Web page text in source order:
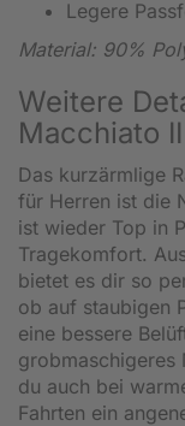
Legere
Material: 90%
Weitere
Macchiato
Das kurzärmlige
für Herren ist die
ist wieder Top in
Tragekomfort.
bietet es dir so
ob auf staubigen
eine bessere
grobmaschigeres
du auch bei
Fahrten ein